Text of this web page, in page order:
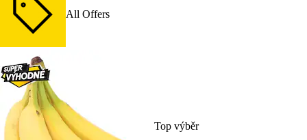
All Offers
Top výběr